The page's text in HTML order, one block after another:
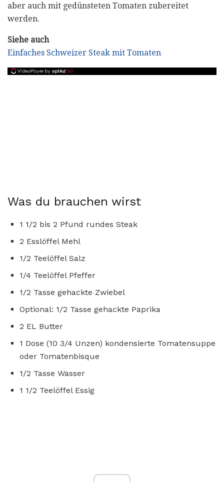
aber auch mit gedünsteten Tomaten zubereitet
werden.
Siehe auch
Einfaches Schweizer Steak mit Tomaten
Was du brauchen wirst
1 1/2 bis 2 Pfund rundes Steak
2 Esslöffel Mehl
1/2 Teelöffel Salz
1/4 Teelöffel Pfeffer
1/2 Tasse gehackte Zwiebel
Optional: 1/2 Tasse gehackte Paprika
2 EL Butter
1 Dose (10 3/4 Unzen) kondensierte Tomatensuppe
oder Tomatenbisque
1/2 Tasse Wasser
1 1/2 Teelöffel Essig